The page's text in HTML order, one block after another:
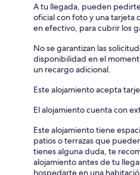
A tu llegada, pueden
oficial con foto y una
en efectivo, para cubrir los
No se garantizan las
disponibilidad en el
un recargo adicional.
Este alojamiento acepta
El alojamiento cuenta con
Este alojamiento tiene
patios o terrazas que
tienes alguna duda, te
alojamiento antes de tu
hospedarte en una